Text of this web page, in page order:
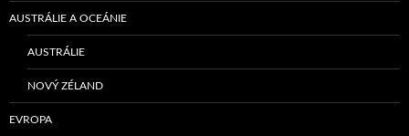
AUSTRÁLIE A OCEÁNIE
AUSTRÁLIE
NOVÝ ZÉLAND
EVROPA